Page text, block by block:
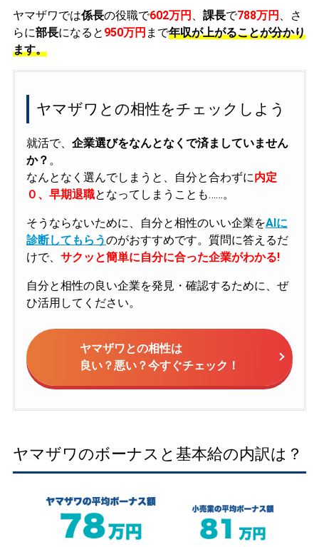
ヤマザワでは係長の役職で602万円 課長で788万円
、さ
らに部長になると 950万円 まで年収が上がることが分かり
ます。
ヤマザワとの相性をチェックしよう
就活で、 企業選びをなんとなくで済ましていません
か？ 。
なんとなく選んでしまうと、自分と合わずに内定
０、早期退職となってしまうことも……。
そうならないために、自分と相性のいい企業をAIに
診断してもらうのがおすすめです。質問に答えるだ
けで、 サクッと簡単に自分に合った企業がわかる!
自分と相性の良い企業を発見・確認するために、ぜ
ひ活用してください。
ヤマザワとの相性は
良い？悪い？今すぐチェック！
ヤマザワのボーナスと基本給の内訳は？